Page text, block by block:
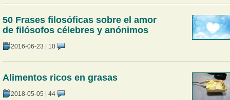
50 Frases filosóficas sobre el amor
de filósofos célebres y anónimos
2016-06-23 | 10
Alimentos ricos en grasas
2018-05-05 | 44